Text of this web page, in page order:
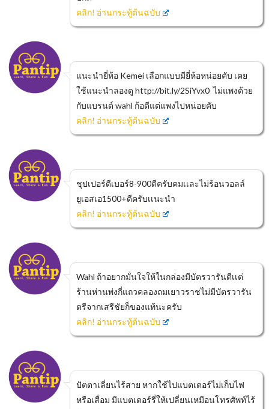
คลิก! อ่านกระทู้ต้นฉบับ
แนะนำยี่ห้อ Kemei เลือกแบบมียี่ห้อหน่อยคับ เคย
ใช้แนะนำลองดู http://bit.ly/2SiYvx0 ไม่แพงด้วย
กับแบรนด์ wahl ก้อดีแต่แพงไปหน่อยคับ
คลิก! อ่านกระทู้ต้นฉบับ
ชุปเปอร์ดีเบอร์8-900ดีครับคมเเละไม่ร้อนวอลล์
ยูเอสเอ1500+ดีครับเเนะนำ
คลิก! อ่านกระทู้ต้นฉบับ
Wahl ถ้าอยากมั่นใจให้ในกล่องมีบัตรวารันตีเเต่
ร้านห่านพ่งกี่แถวคลองถมเยาวราชไม่มีบัตรวารัน
ตรีจากเสรีชัยก็ของแท้นะครับ
คลิก! อ่านกระทู้ต้นฉบับ
ปัตตาเลี่ยนไร้สาย หากใช้ไปแบตเตอร์ไม่เก็บไฟ
หรือเสื่อม มีแบตเตอร์รี่ให้เปลี่ยนเหมือนโทรศัพท์ไร้